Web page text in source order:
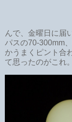
んで、金曜日に届
パスの70-300mm
かうまくピント合
て思ったのがこれ